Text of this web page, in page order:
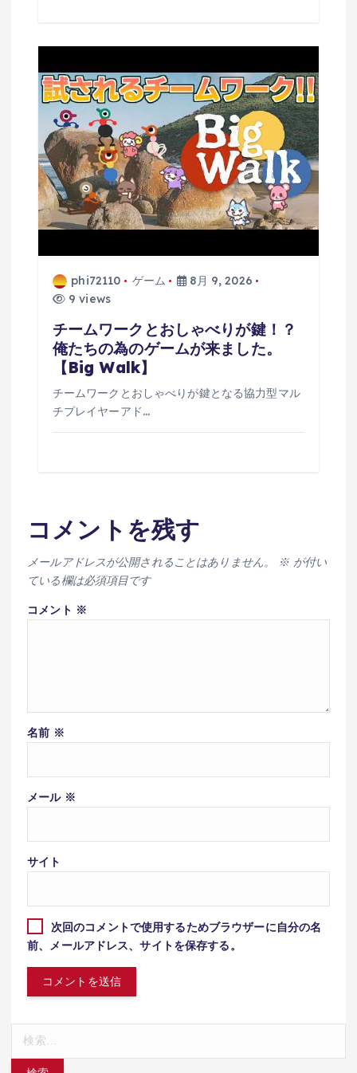
phi72110 ゲーム
8月 9, 2026
9 views
チームワークとおしゃべりが鍵！？
俺たちの為のゲームが来ました。
【Big Walk】
チームワークとおしゃべりが鍵となる協力型マル
チプレイヤーアド…
コメントを残す
メールアドレスが公開されることはありません。 ※が付い
ている欄は必須項目です
コメント ※
名前 ※
メール ※
サイト
次回のコメントで使用するためブラウザーに自分の名
前、メールアドレス、サイトを保存する。